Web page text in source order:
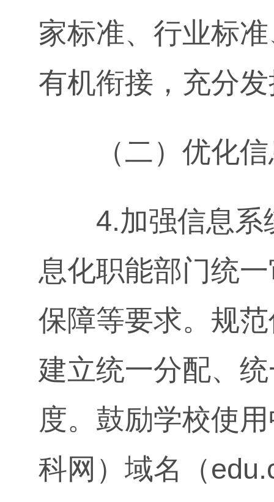
家标准、行业标
有机衔接，充分
（二）优化信
4.加强信息系统
息化职能部门统
保障等要求。规
建立统一分配、
度。鼓励学校使
科网）域名（